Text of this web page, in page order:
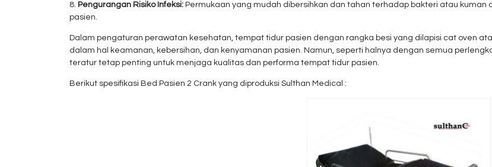
8. Pengurangan Risiko Infeksi: Permukaan yang mudah dibersihkan dan tahan terhadap bakteri atau
pasien.
Dalam pengaturan perawatan kesehatan, tempat tidur pasien dengan rangka besi yang dilapisi cat oven
dalam hal keamanan, kebersihan, dan kenyamanan pasien. Namun, seperti halnya dengan semua
teratur tetap penting untuk menjaga kualitas dan performa tempat tidur pasien.
Berikut spesifikasi Bed Pasien 2 Crank yang diproduksi Sulthan Medical :